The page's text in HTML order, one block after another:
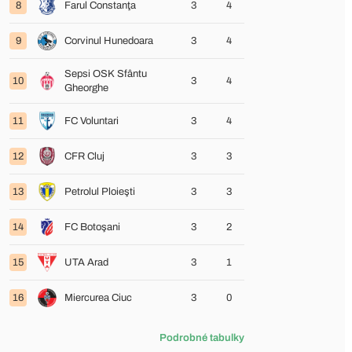
8 Farul Constanţa 3 4
9 Corvinul Hunedoara 3 4
10
Sepsi OSK Sfântu
Gheorghe
3 4
11 FC Voluntari 3 4
12 CFR Cluj 3 3
13 Petrolul Ploieşti 3 3
14 FC Botoşani 3 2
15 UTA Arad 3 1
16 Miercurea Ciuc 3 0
Podrobné tabulky